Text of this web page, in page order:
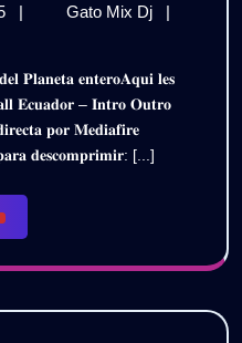
De
2025
| Gato Mix Dj
OUTRO
2K25
|
𝐄𝐜𝐮𝐚𝐝𝐨𝐫 – 𝐈𝐧𝐭𝐫𝐨 𝐎𝐮𝐭𝐫𝐨
𝐩𝐨𝐫 𝐌𝐞𝐝𝐢𝐚𝐟𝐢𝐫𝐞
𝐝𝐞𝐬𝐜𝐨𝐦𝐩𝐫𝐢𝐦𝐢𝐫: [...]
DESCARGAR
PACK